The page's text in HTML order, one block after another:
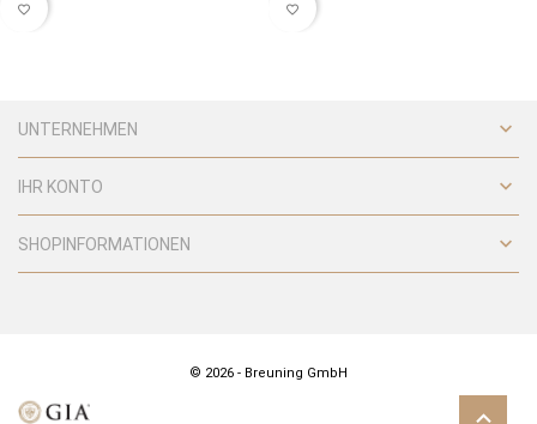
favorite_border favorite_border
UNTERNEHMEN 
IHR KONTO 
SHOPINFORMATIONEN 
© 2026 - Breuning GmbH